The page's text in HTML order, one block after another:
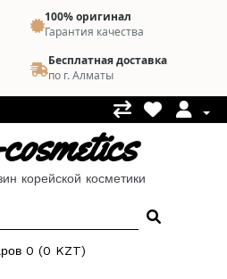
100% оригинал
Гарантия качества
Бесплатная доставка
по г. Алматы
корейской косметики
0 (0 KZT)